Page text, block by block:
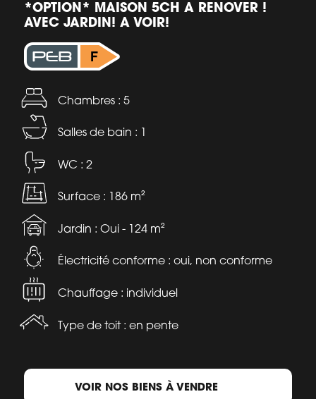
*OPTION* MAISON 5CH A RENOVER !
AVEC JARDIN! A VOIR!
Chambres : 5
Salles de bain : 1
WC : 2
Surface : 186 m²
Jardin : Oui - 124 m²
Électricité conforme : oui, non conforme
Chauffage : individuel
Type de toit : en pente
VOIR NOS BIENS À VENDRE